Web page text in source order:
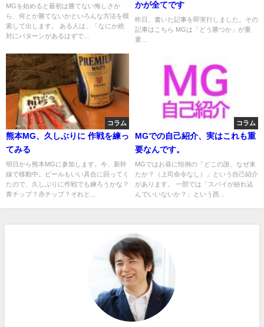
MGを始めると最初は勝てない悔しさか
ら、何とか勝てないかといろんな方法を模
索して出します。 ある人は、「なにか絶
対にパターンがあるはずで...
かが全てです
昨日、書いた記事を即実行しました。その
記事はこちら MGは「どう勝つか」が重
要...
コラム
熊本MG、久しぶりに 作戦を練っ
てみる
明日から熊本MGに参加します。今、新幹
線で移動中。ビールもいい具合に回ってく
たので、久しぶりに作戦でも練ろうかな？
青チップ？赤チップ？それと...
コラム
MGでの自己紹介、実はこれも重
要なんです。
MGではお昼に恒例の「どこの誰、なぜ来
たか？（上司命令なし）」という自己紹介
があります。 一部では「スパイが紛れ込
んでいいないか？」という西...